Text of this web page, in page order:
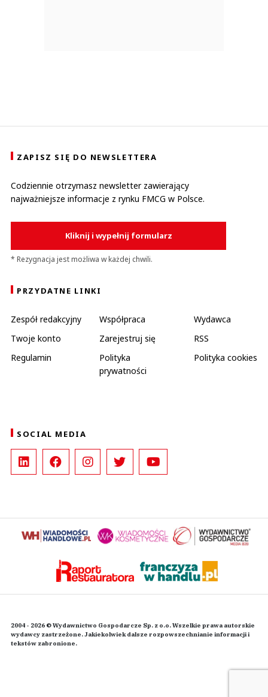
ZAPISZ SIĘ DO NEWSLETTERA
Codziennie otrzymasz newsletter zawierający
najważniejsze informacje z rynku FMCG w Polsce.
Kliknij i wypełnij formularz
* Rezygnacja jest możliwa w każdej chwili.
PRZYDATNE LINKI
Zespół redakcyjny Współpraca
Wydawca
Twoje konto
Zarejestruj się
RSS
Regulamin
Polityka
prywatności
Polityka cookies
SOCIAL MEDIA
2004 - 2026 © Wydawnictwo Gospodarcze Sp. z o.o. Wszelkie prawa autorskie
wydawcy zastrzeżone. Jakiekolwiek dalsze rozpowszechnianie informacji i
tekstów zabronione.